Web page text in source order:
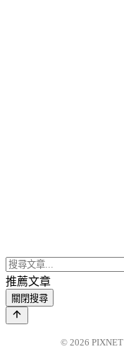
推薦文章
關閉搜尋
© 2026 PIXNET